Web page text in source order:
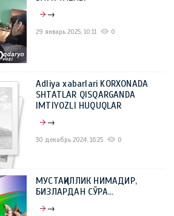
→
29 январь 2025, 10:11 0
Adliya xabarlari KORXONADA
SHTATLAR QISQARGANDA
IMTIYOZLI HUQUQLAR
→
30 декабрь 2024, 16:25 0
МУСТАҚИЛЛИК НИМАДИР,
БИЗЛАРДАН СЎРА…
→